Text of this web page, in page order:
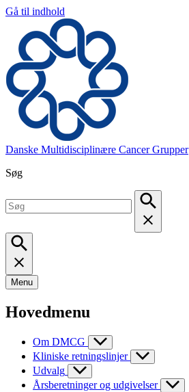
Gå til indhold
Danske Multidisciplinære Cancer Grupper
Søg
Menu
Hovedmenu
Om DMCG
Kliniske retningslinjer
Udvalg
Årsberetninger og udgivelser